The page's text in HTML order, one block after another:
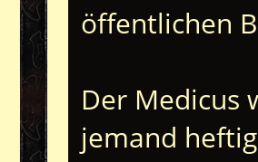
öffentlichen
Der Medicus
jemand